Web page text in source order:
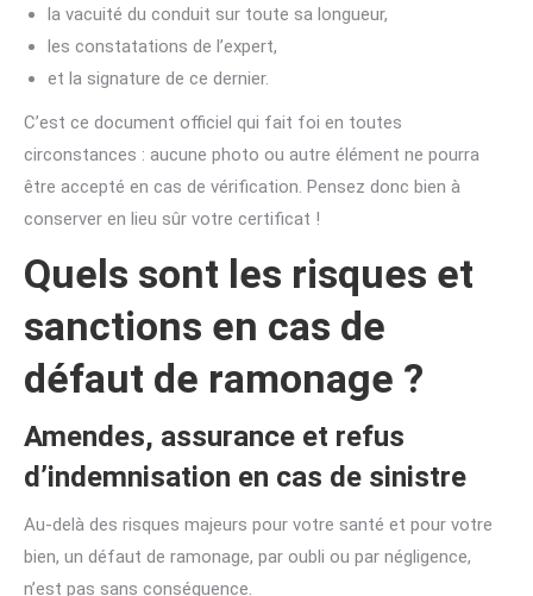
la vacuité du conduit sur toute sa longueur,
les constatations de l’expert,
et la signature de ce dernier.
C’est ce document officiel qui fait foi en toutes
circonstances : aucune photo ou autre élément ne pourra
être accepté en cas de vérification. Pensez donc bien à
conserver en lieu sûr votre certificat !
Quels sont les risques et
sanctions en cas de
défaut de ramonage ?
Amendes, assurance et refus
d’indemnisation en cas de sinistre
Au-delà des risques majeurs pour votre santé et pour votre
bien, un défaut de ramonage, par oubli ou par négligence,
n’est pas sans conséquence.